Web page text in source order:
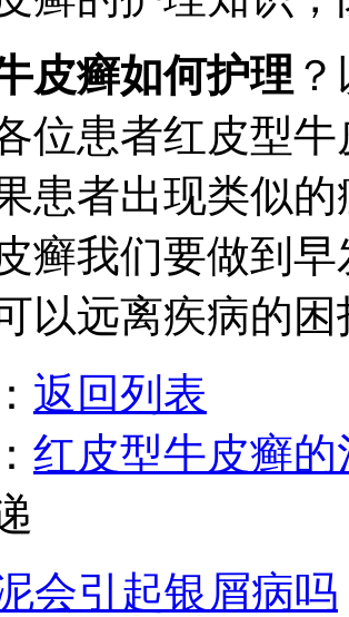
皮癣如何护理
位患者红皮型
患者出现类似
癣我们要做到
以远离疾病的困
返回列表
红皮型牛皮癣的
会引起银屑病吗